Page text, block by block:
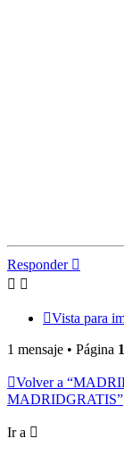
Responder
Vista para
1 mensaje • Página 1
Volver a
MADRIDGRATIS”
Ir a